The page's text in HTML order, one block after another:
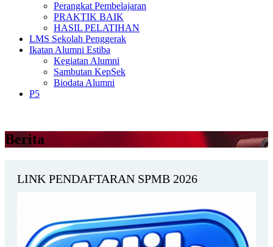
Perangkat Pembelajaran
PRAKTIK BAIK
HASIL PELATIHAN
LMS Sekolah Penggerak
Ikatan Alumni Estiba
Kegiatan Alumni
Sambutan KepSek
Biodata Alumni
P5
Berita
LINK PENDAFTARAN SPMB 2026